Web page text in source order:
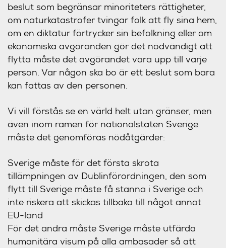
beslut som begränsar minoriteters rättigheter,
om naturkatastrofer tvingar folk att fly sina hem,
om en diktatur förtrycker sin befolkning eller om
ekonomiska avgöranden gör det nödvändigt att
flytta måste det avgörandet vara upp till varje
person. Var någon ska bo är ett beslut som bara
kan fattas av den personen.
Vi vill förstås se en värld helt utan gränser, men
även inom ramen för nationalstaten Sverige
måste det genomföras nödåtgärder:
Sverige måste för det första skrota
tillämpningen av Dublinförordningen, den som
flytt till Sverige måste få stanna i Sverige och
inte riskera att skickas tillbaka till något annat
EU-land
För det andra måste Sverige måste utfärda
humanitära visum på alla ambasader så att